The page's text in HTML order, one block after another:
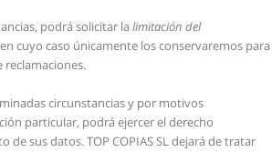
podrá solicitar la limitación del
cuyo caso únicamente los conservaremos para
reclamaciones.
circunstancias y por motivos
particular, podrá ejercer el derecho
de sus datos. TOP COPIAS SL dejará de tratar